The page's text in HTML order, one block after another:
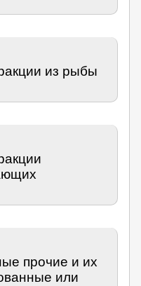
из рыбы
прочие и их
или